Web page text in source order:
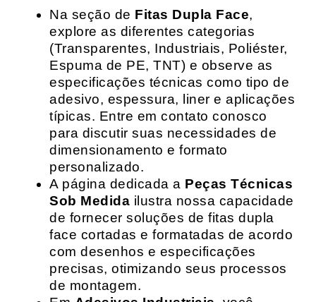
Na seção de Fitas Dupla Face,
explore as diferentes categorias
(Transparentes, Industriais, Poliéster,
Espuma de PE, TNT) e observe as
especificações técnicas como tipo de
adesivo, espessura, liner e aplicações
típicas. Entre em contato conosco
para discutir suas necessidades de
dimensionamento e formato
personalizado.
A página dedicada a Peças Técnicas
Sob Medida ilustra nossa capacidade
de fornecer soluções de fitas dupla
face cortadas e formatadas de acordo
com desenhos e especificações
precisas, otimizando seus processos
de montagem.